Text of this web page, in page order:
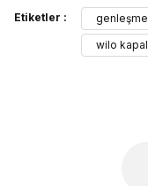
Görüş ve
Etiketler : genleşme
wilo